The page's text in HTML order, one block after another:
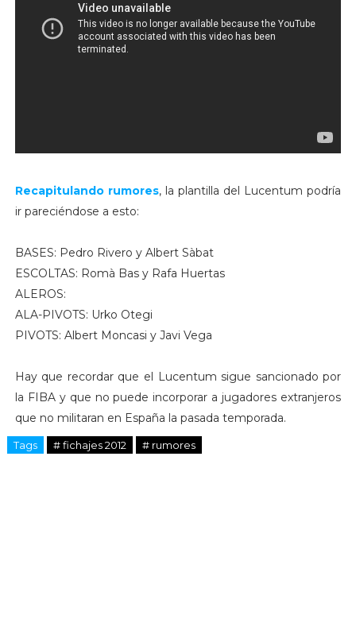
Recapitulando rumores, la plantilla del Lucentum podría
ir pareciéndose a esto:
BASES: Pedro Rivero y Albert Sàbat
ESCOLTAS: Romà Bas y Rafa Huertas
ALEROS:
ALA-PIVOTS: Urko Otegi
PIVOTS: Albert Moncasi y Javi Vega
Hay que recordar que el Lucentum sigue sancionado por
la FIBA y que no puede incorporar a jugadores extranjeros
que no militaran en España la pasada temporada.
Tags # fichajes 2012 # rumores